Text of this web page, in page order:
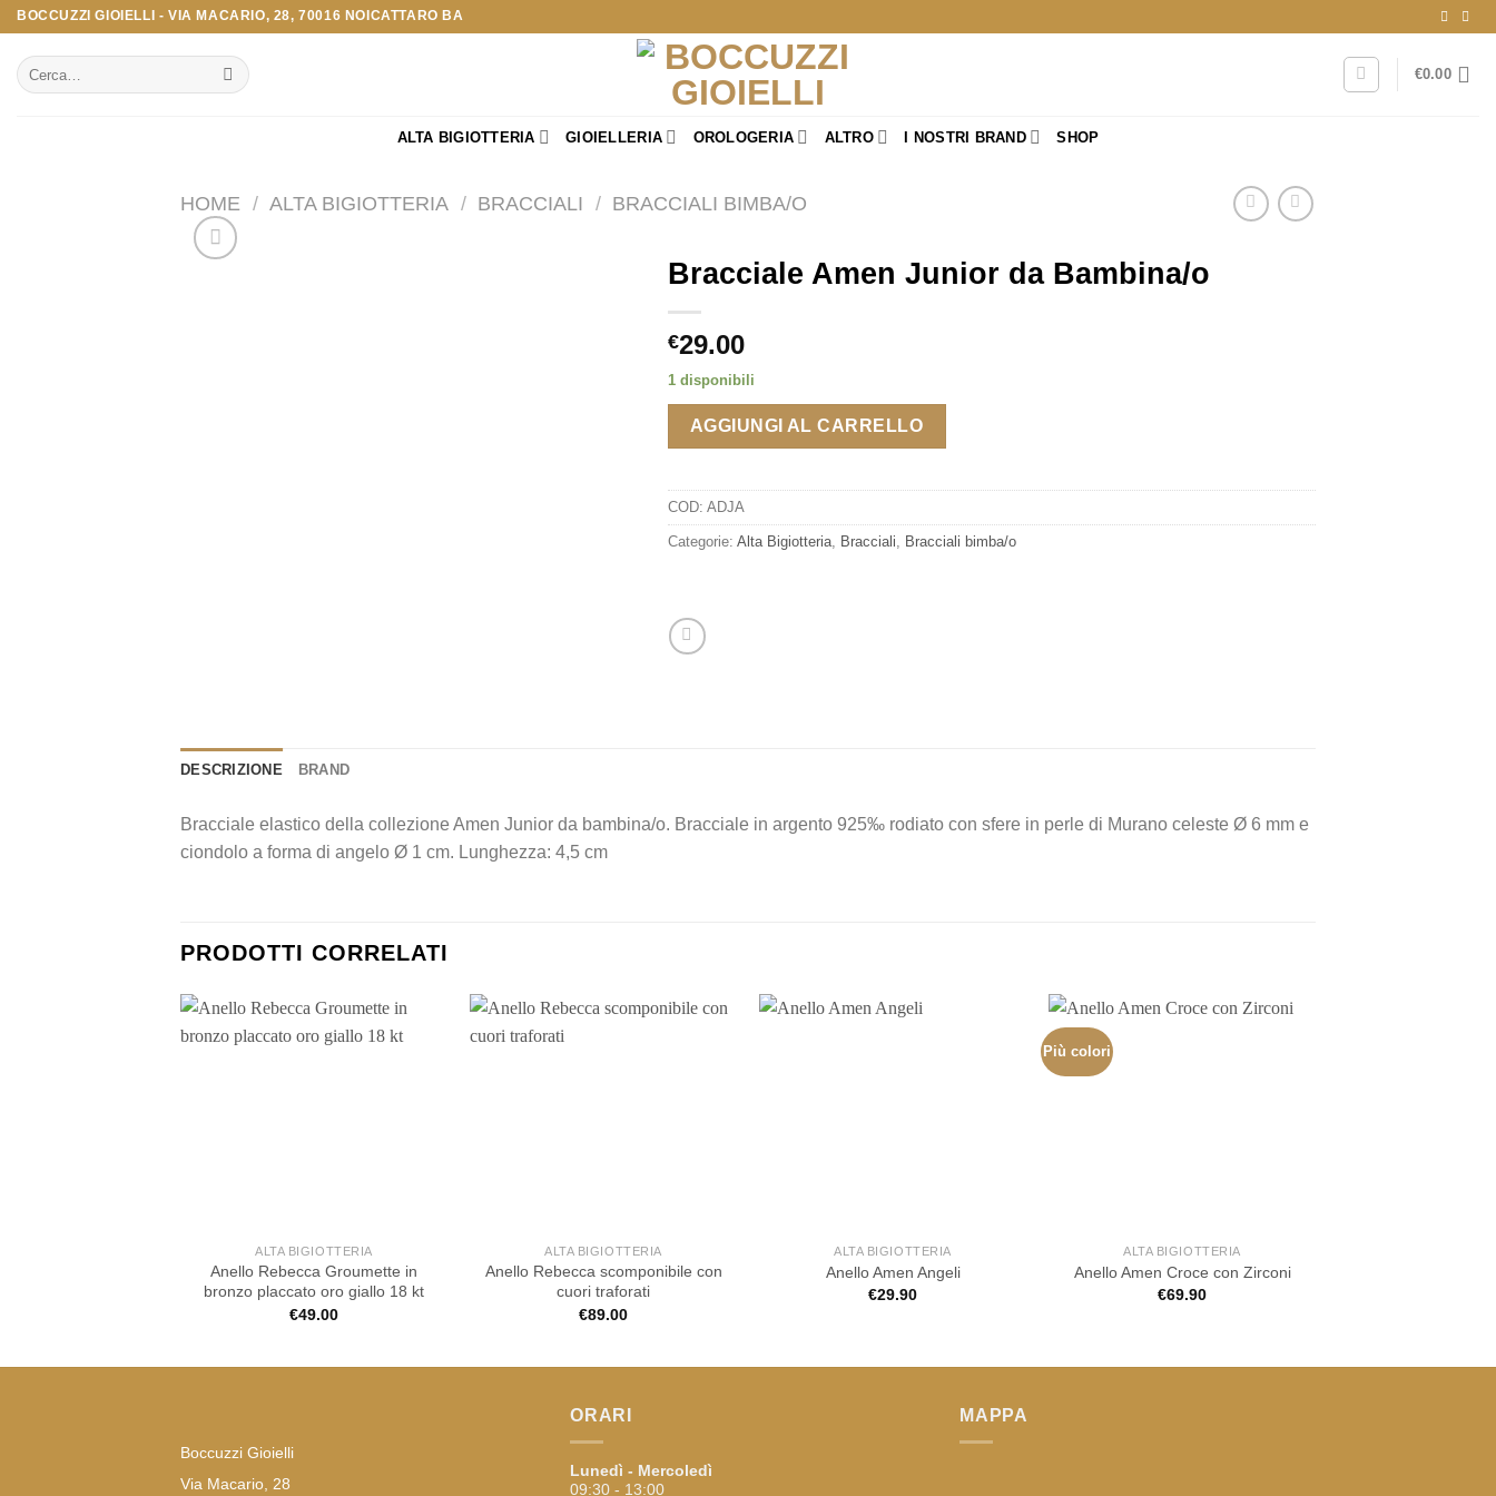
Salta
contenuti
BOCCUZZI GIOIELLI - VIA MACARIO, 28, 70016 NOICATTARO BA
Cerca:
€0.00
ALTA BIGIOTTERIA GIOIELLERIA OROLOGERIA ALTRO I NOSTRI BRAND SHOP
HOME / ALTA BIGIOTTERIA / BRACCIALI / BRACCIALI BIMBA/O
Bracciale Amen Junior da Bambina/o
€29.00
1 disponibili
AGGIUNGI AL CARRELLO
COD: ADJA
Categorie: Alta Bigiotteria, Bracciali Bracciali bimba/o
DESCRIZIONE BRAND
Bracciale elastico della collezione Amen Junior da bambina/o. Bracciale in argento 925‰ rodiato con sfere in perle di Murano celeste Ø 6 mm e
ciondolo a forma di angelo Ø 1 cm. Lunghezza: 4,5 cm
PRODOTTI CORRELATI
ALTA BIGIOTTERIA
Anello Rebecca Groumette in
bronzo placcato oro giallo 18 kt
€49.00
ALTA BIGIOTTERIA
Anello Rebecca scomponibile con
cuori traforati
€89.00
ALTA BIGIOTTERIA
Anello Amen Angeli
€29.90
Più colori
ALTA BIGIOTTERIA
Anello Amen Croce con Zirconi
€69.90
Boccuzzi Gioielli
Via Macario, 28
ORARI
Lunedì - Mercoledì
09:30 - 13:00
MAPPA